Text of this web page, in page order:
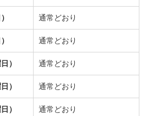
通常どおり
通常どおり
） 通常どおり
） 通常どおり
） 通常どおり